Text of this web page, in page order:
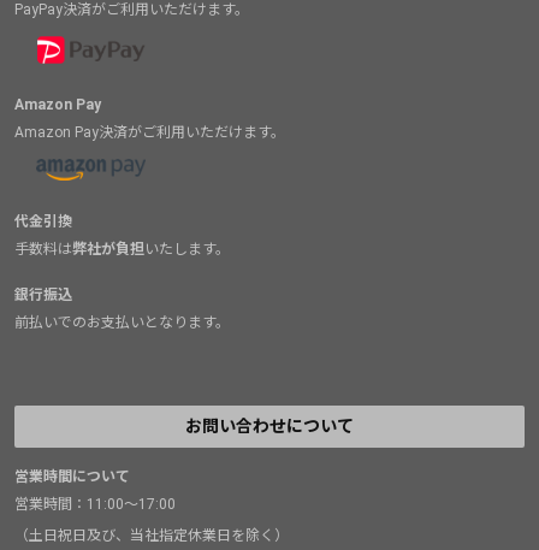
PayPay決済がご利用いただけます。
Amazon Pay
Amazon Pay決済がご利用いただけます。
代金引換
手数料は弊社が負担いたします。
銀行振込
前払いでのお支払いとなります。
お問い合わせについて
営業時間について
営業時間：11:00～17:00
（土日祝日及び、当社指定休業日を除く）